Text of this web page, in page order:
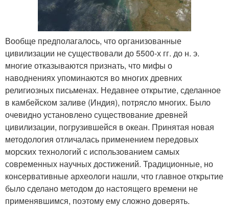
Вообще предполагалось, что организованные
цивилизации не существовали до 5500-х гг. до н. э.
многие отказываются признать, что мифы о
наводнениях упоминаются во многих древних
религиозных письменах. Недавнее открытие, сделанное
в камбейском заливе (Индия), потрясло многих. Было
очевидно установлено существование древней
цивилизации, погрузившейся в океан. Принятая новая
методология отличалась применением передовых
морских технологий с использованием самых
современных научных достижений. Традиционные, но
консервативные археологи нашли, что главное открытие
было сделано методом до настоящего времени не
применявшимся, поэтому ему сложно доверять.